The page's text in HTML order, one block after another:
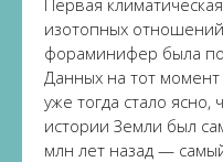
Первая
изотопных
фораминифер была
Данных на тот
уже тогда стало ясно,
истории Земли был
млн лет назад —